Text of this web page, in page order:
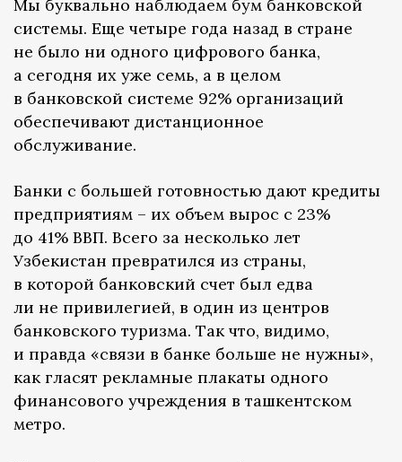
Мы буквально наблюдаем бум банковской
системы. Еще четыре года назад в стране
не было ни одного цифрового банка,
а сегодня их уже семь, а в целом
в банковской системе 92% организаций
обеспечивают дистанционное
обслуживание.
Банки с большей готовностью дают кредиты
предприятиям – их объем вырос с 23%
до 41% ВВП. Всего за несколько лет
Узбекистан превратился из страны,
в которой банковский счет был едва
ли не привилегией, в один из центров
банковского туризма. Так что, видимо,
и правда «связи в банке больше не нужны»,
как гласят рекламные плакаты одного
финансового учреждения в ташкентском
метро.